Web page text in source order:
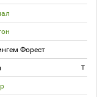
Форест
T